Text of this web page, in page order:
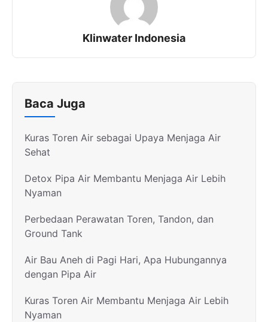
Klinwater Indonesia
Baca Juga
Kuras Toren Air sebagai Upaya Menjaga Air
Sehat
Detox Pipa Air Membantu Menjaga Air Lebih
Nyaman
Perbedaan Perawatan Toren, Tandon, dan
Ground Tank
Air Bau Aneh di Pagi Hari, Apa Hubungannya
dengan Pipa Air
Kuras Toren Air Membantu Menjaga Air Lebih
Nyaman